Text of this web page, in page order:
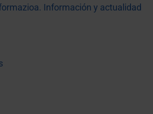
Información y actualidad